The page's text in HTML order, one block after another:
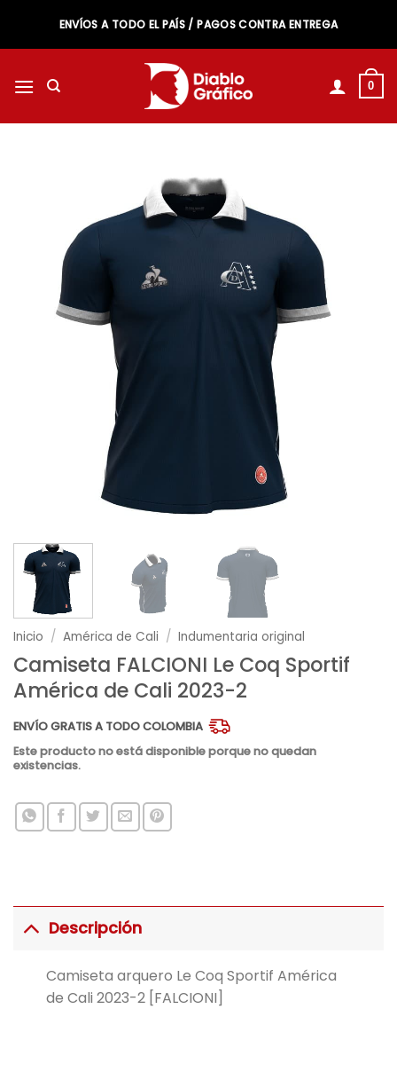
contenido
ENVÍOS A TODO EL PAÍS / PAGOS CONTRA ENTREGA
0
Inicio / América de Cali / Indumentaria original
Camiseta FALCIONI Le Coq Sportif
América de Cali 2023-2
ENVÍO GRATIS A TODO COLOMBIA
Este producto no está disponible porque no quedan
existencias.
Descripción
Camiseta arquero Le Coq Sportif América
de Cali 2023-2 [FALCIONI]